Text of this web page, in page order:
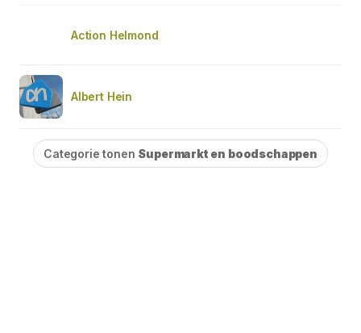
Action Helmond
Albert Hein
Categorie tonen Supermarkt en boodschappen